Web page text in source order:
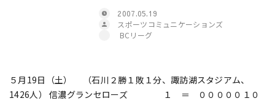
2007.05.19
スポーツコミュニケーションズ
BCリーグ
５月19日（土） （石川２勝１敗１分、諏訪湖スタジアム、
1426人） 信濃グランセローズ １ ＝ ０００００１０